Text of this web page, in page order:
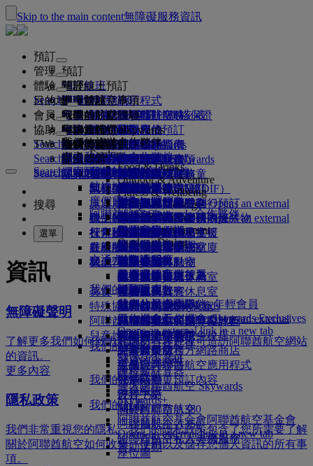
Skip to the main content無障礙服務資訊
預訂
預訂
預訂航班
搜尋航班
阿聯酋航空時刻表
精選票價
特別優惠
行程規劃
預訂旅館
行程及活動
旅遊服務
迎賓服務迎賓服務 Opens an external
link in a new tab
杜拜轉機服務
交通方式
機場接送
預約租車
航空公司合作夥伴
關於線上預訂
阿聯酋航空應用程式
阿聯酋航空最佳價格保證
選取座位
保留我的票價
阿聯酋航空應用程式
Search flight
管理
管理
管理預訂
檢索您的預訂
取消您的預訂
變更預訂
選擇您的座位
升等航班
管理專車接送
預訂便利旅行
線上報到
報到選項
航班狀態
出發前注意事項
出發前注意事項
旅遊資訊
危險物品指南
規範及注意事項
健康
適航證明書（MEDIF）
飲食資訊
阿拉伯聯合大公國內違禁物
杜拜國際機場
阿聯酋航空第三航廈
在航廈間移動
往返機場
接駁服務
行李
行李資訊
行李資訊
託運行李
隨身行李
購買更多行李限額
額外托運行李限額
杜拜行李服務
行李延誤或受損
簽證及護照
瞭解簽證規定
簽證和護照資訊
美國旅遊授權
阿拉伯聯合大公國簽證
Search flight
體驗
機上體驗
您乘坐的航班有哪些服務
機艙特色
頭等艙
商務艙
豪華經濟艙
經濟艙
在機上放鬆身心
機上娛樂
ice 提供內容
ice 直播電視系統
機上 Wi-Fi
兒童娛樂
美食
頭等艙美饌
商務艙美饌
豪華經濟艙美饌
經濟艙美饌
飲品
我們的機隊
波音 777
阿聯酋航空 A380
阿聯酋航空 A350
阿聯酋航空私人專機服務
座位圖
阿聯酋航空體驗
你的旅行在此啟程
阿聯酋航空體驗
專車接送服務
阿聯酋航空服務
季節性場合
無接觸式旅程
我們的貴賓休息室
頭等艙貴賓休息室
商務艙貴賓休息室
全球貴賓休息室
合作夥伴貴賓休息室
付費進入貴賓休息室
marhaba 貴賓休息室
阿聯酋航空購物
阿聯酋航空高空免稅店
阿聯酋航空官方網路商店
家族旅行
全家一起出遊
規劃家族旅遊
無成人陪同之孩童
懷孕
行李限額
兒童與嬰兒票價規則
汽車安全座椅和搖籃
在機場
機上
攜帶兒童搭機
與嬰兒同行
嬰兒行李限額
兒童與嬰兒餐點
兒童娛樂
兒童娛樂服務
兒童玩具
兒童活動
飛悅卓越
飛悅卓越
飛悅卓越的更多理由
關於我們
關於我們
我們的歷史
媒體中心媒體中心 Opens an external
link in a new tab
集團公司
安全
財務透明度
負責任的商業行為
我們的員工
我們的領導團隊
工作機會工作機會 Opens an external
link in a new tab
我們的地球
營運的永續性
環境政策
環境報告
我們的社群
阿聯酋航空基金會阿聯酋航空基金會
Opens an external link in a new tab
贊助活動
Search flight
目的地
我們的航點
目的地
我們的航點
亞太地區
美洲
非洲
歐洲
中東地區
探索杜拜
最新的航點
赫爾辛基
杭州
峴港市
深圳
暹粒
Explore Dubai
Explore Dubai
Explore
Food & Drinks
Outdoor & Adventure
Fitness & Wellbeing
Culture & Heritage
Beach & Marine
Family entertainment
Outdoor Dining
我們的旅遊合作夥伴
空中和地面的合作夥伴
我們的旅遊合作夥伴
澳洲航空
flydubai
阿聯酋航空 Skywards 合作夥伴
探索
探索阿聯酋航空航點
航線地圖
度假靈感
海灘目的地
野生動物假期
歷史與文化假期
城市小憩
美食家的度假首選
Search flight
會員
阿聯酋航空 Skywards
加入阿聯酋航空 Skywards
有關阿聯酋航空 Skywards
會員等級
flydubai
現金 + 哩程數
數位會員卡
我的家庭
使用哩程數
申領哩程數
購買哩程數
賺取哩程數
Skywards Skysurfers 年輕會員
Skywards ExclusivesSkywards Exclusives
Opens an external link in a new tab
我們的合作夥伴
Skywards Rail
哩程數計算器
登入阿聯酋航空 Skywards
Skywards+
商務獎勵計劃
註冊你的公司
商務獎勵計劃
註冊你的公司
登入商務獎勵計劃
權益
計劃運作方式
常見問題
Search flight
協助
協助與聯絡
協助與聯絡
協助與聯絡
變更或取消
簽證和護照支援
意見回饋與投訴
行李延遲或損壞支援
杜拜轉機服務
我們營運的變更
最新旅遊資訊更新
查看航班狀態
特殊協助
阿聯酋航空的無障礙旅行
特殊協助和要求
提出問題
常見問題集
常見問題
透過阿聯酋航空進行預訂
我們的網絡及聯營航班
我們的其他產品
特殊協助和要求
行李與遺失財物
出發前準備
在機場
阿聯酋航空 Skywards
阿聯酋航空商務獎勵計劃
您的機上體驗
工具與資源
手機與阿聯酋航空應用程式
取消或變更預訂內容
行程中斷
關於阿聯酋航空
Search flight
TW
搜尋
選單
資訊
無障礙聲明
了解更多我們如何致力於讓所有客戶皆可造訪阿聯酋航空網站
的資訊。
更多內容
隱私政策
我們非常重視您的隱私。我們的隱私政策包含了您所需要了解
關於阿聯酋航空如何收集、使用以及儲存您個人資訊的所有事
項。